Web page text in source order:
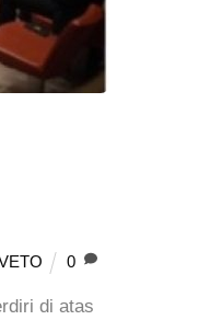
0
di atas